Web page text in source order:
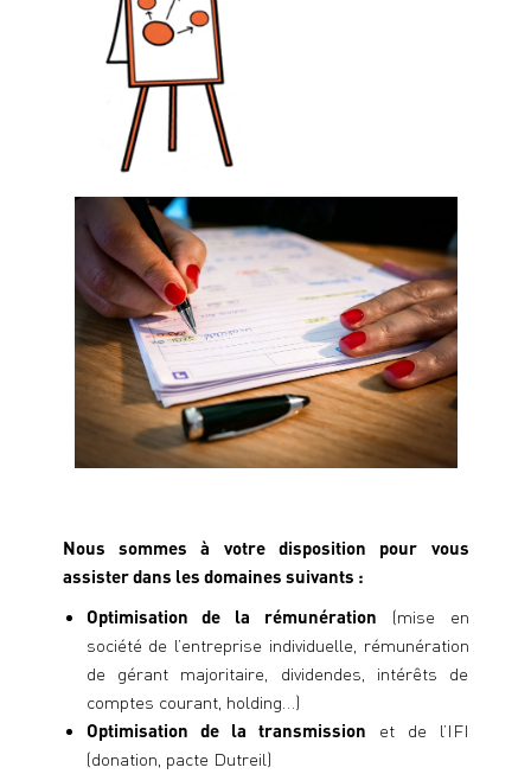
Nous sommes à votre disposition pour vous
assister dans les domaines suivants :
Optimisation de la rémunération (mise en
société de l’entreprise individuelle, rémunération
de gérant majoritaire, dividendes, intérêts de
comptes courant, holding…)
Optimisation de la transmission et de l’IFI
(donation, pacte Dutreil)